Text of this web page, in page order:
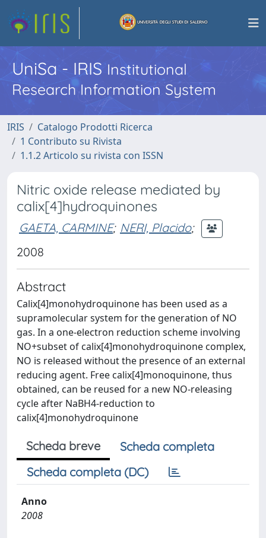
UniSa - IRISInstitutional
Research Information System
IRIS
Catalogo Prodotti Ricerca
1 Contributo su Rivista
1.1.2 Articolo su rivista con ISSN
Nitric oxide release mediated by
calix[4]hydroquinones
GAETA, CARMINE; NERI, Placido;
2008
Abstract
Calix[4]monohydroquinone has been used as a
supramolecular system for the generation of NO
gas. In a one-electron reduction scheme involving
NO+subset of calix[4]monohydroquinone complex,
NO is released without the presence of an external
reducing agent. Free calix[4]monoquinone, thus
obtained, can be reused for a new NO-releasing
cycle after NaBH4-reduction to
calix[4]monohydroquinone
Scheda breve
Scheda completa
Scheda completa (DC)
Anno
2008